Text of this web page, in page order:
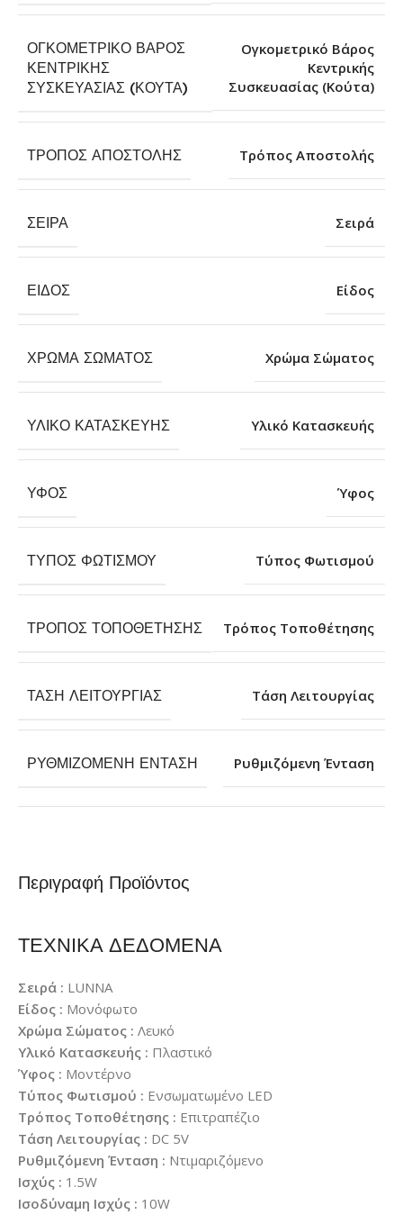
Περιγραφή Προϊόντος
ΤΕΧΝΙΚΑ ΔΕΔΟΜΕΝΑ
Σειρά : LUNNA
Είδος : Μονόφωτο
Χρώμα Σώματος : Λευκό
Υλικό Κατασκευής : Πλαστικό
Ύφος : Μοντέρνο
Τύπος Φωτισμού : Ενσωματωμένο LED
Τρόπος Τοποθέτησης : Επιτραπέζιο
Τάση Λειτουργίας : DC 5V
Ρυθμιζόμενη Ένταση : Ντιμαριζόμενο
Ισχύς : 1.5W
Ισοδύναμη Ισχύς : 10W
ΟΓΚΟΜΕΤΡΙΚΌ ΒΆΡΟΣ
ΚΕΝΤΡΙΚΉΣ
ΣΥΣΚΕΥΑΣΊΑΣ (ΚΟΎΤΑ)
Ογκομετρικό Βάρος
Κεντρικής
Συσκευασίας (Κούτα)
ΤΡΌΠΟΣ ΑΠΟΣΤΟΛΉΣ Τρόπος Αποστολής
ΣΕΙΡΆ Σειρά
ΕΊΔΟΣ Είδος
ΧΡΏΜΑ ΣΏΜΑΤΟΣ Χρώμα Σώματος
ΥΛΙΚΌ ΚΑΤΑΣΚΕΥΉΣ Υλικό Κατασκευής
ΎΦΟΣ Ύφος
ΤΎΠΟΣ ΦΩΤΙΣΜΟΎ Τύπος Φωτισμού
ΤΡΌΠΟΣ ΤΟΠΟΘΈΤΗΣΗΣ Τρόπος Τοποθέτησης
ΤΆΣΗ ΛΕΙΤΟΥΡΓΊΑΣ Τάση Λειτουργίας
ΡΥΘΜΙΖΌΜΕΝΗ ΈΝΤΑΣΗ Ρυθμιζόμενη Ένταση